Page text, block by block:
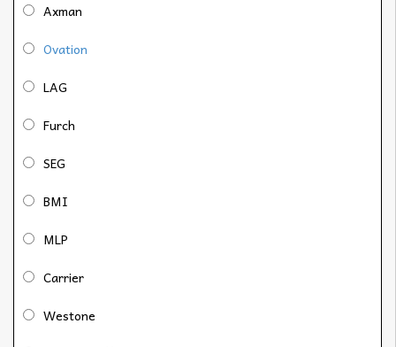
Axman
Ovation
LAG
Furch
SEG
BMI
MLP
Carrier
Westone